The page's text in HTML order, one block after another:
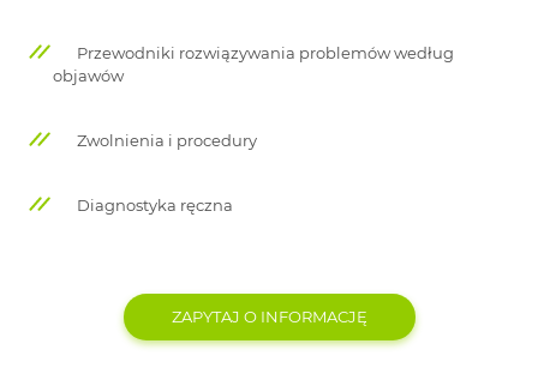
Przewodniki rozwiązywania problemów według
objawów
Zwolnienia i procedury
Diagnostyka ręczna
ZAPYTAJ O INFORMACJĘ